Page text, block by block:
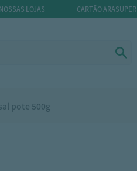
NOSSAS LOJAS CARTÃO ARASUPER
pote 500g